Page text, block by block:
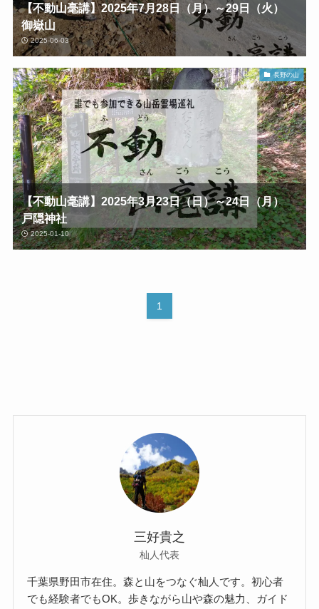
【不動山毫講】2025年7月28日（月）～29日（火）
御嶽山
2025-06-03
長野の山
【不動山毫講】2025年3月23日（日）～24日（月）
戸隠神社
2025-01-10
1
三好貴之
杣人代表
千葉県野田市在住。森と山をつなぐ杣人です。初心者
でも経験者でもOK。歩きながら山や森の魅力、ガイド